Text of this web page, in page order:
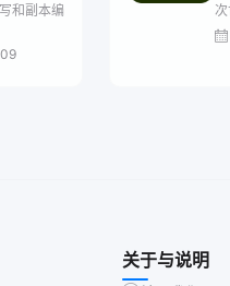
和副本编
关于与说明